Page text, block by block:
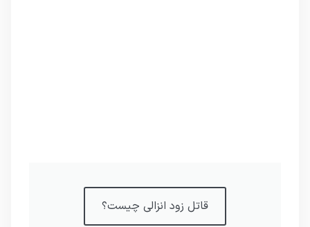
قاتل زود انزالی چیست؟